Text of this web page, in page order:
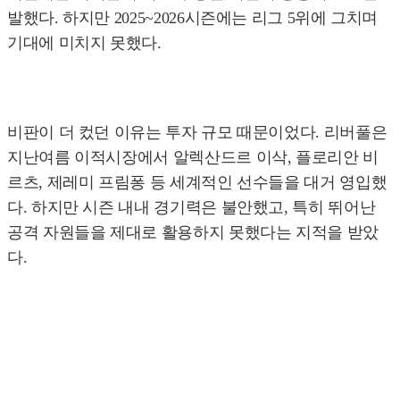
발했다. 하지만 2025~2026시즌에는 리그 5위에 그치며
기대에 미치지 못했다.
비판이 더 컸던 이유는 투자 규모 때문이었다. 리버풀은
지난여름 이적시장에서 알렉산드르 이삭, 플로리안 비
르츠, 제레미 프림퐁 등 세계적인 선수들을 대거 영입했
다. 하지만 시즌 내내 경기력은 불안했고, 특히 뛰어난
공격 자원들을 제대로 활용하지 못했다는 지적을 받았
다.